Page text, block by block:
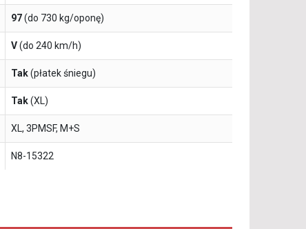
97(do 730 kg/oponę)
V(do 240 km/h)
Tak(płatek śniegu)
Tak(XL)
XL, 3PMSF, M+S
N8-15322